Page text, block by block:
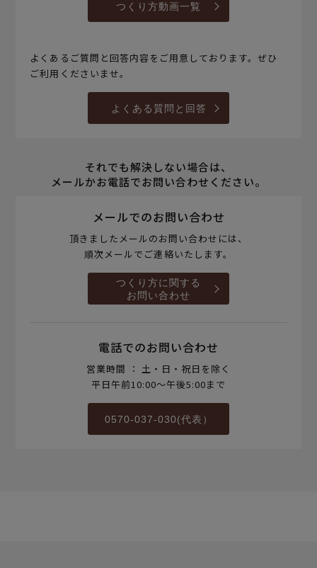
つくり方動画一覧
よくあるご質問と回答内容をご用意しております。ぜひ
ご利用くださいませ。
よくある質問と回答
それでも解決しない場合は、
メールかお電話でお問い合わせください。
メールでのお問い合わせ
頂きましたメールのお問い合わせには、
順次メールでご連絡いたします。
つくり方に関する
お問い合わせ
電話でのお問い合わせ
営業時間 ： 土・日・祝日を除く
平日午前10:00～午後5:00まで
0570-037-030(代表）